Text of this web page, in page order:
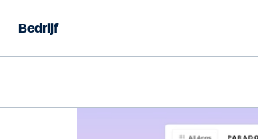
Bedrijf